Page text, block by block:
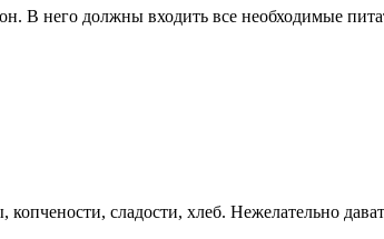
В него должны входить все необходимые
сладости, хлеб. Нежелательно